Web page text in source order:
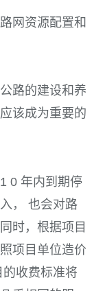
网资源配置和
路的建设和养
该成为重要的
0 年内到期停
， 也会对路
时，根据项目
项目单位造价
收费标准将